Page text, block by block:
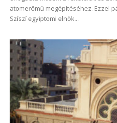
atomerőmű megépítéséhez. Ezzel
Szíszí egyiptomi elnök...